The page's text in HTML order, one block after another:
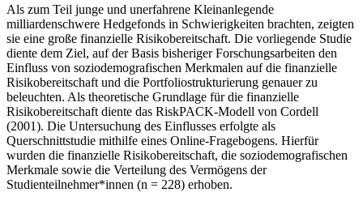
Als zum Teil junge und unerfahrene Kleinanlegende
milliardenschwere Hedgefonds in Schwierigkeiten brachten, zeigten
sie eine große finanzielle Risikobereitschaft. Die vorliegende Studie
diente dem Ziel, auf der Basis bisheriger Forschungsarbeiten den
Einfluss von soziodemografischen Merkmalen auf die finanzielle
Risikobereitschaft und die Portfoliostrukturierung genauer zu
beleuchten. Als theoretische Grundlage für die finanzielle
Risikobereitschaft diente das RiskPACK-Modell von Cordell
(2001). Die Untersuchung des Einflusses erfolgte als
Querschnittstudie mithilfe eines Online-Fragebogens. Hierfür
wurden die finanzielle Risikobereitschaft, die soziodemografischen
Merkmale sowie die Verteilung des Vermögens der
Studienteilnehmer*innen (n = 228) erhoben.